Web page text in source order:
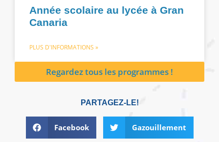
Année scolaire au lycée à Gran
Canaria
PLUS D'INFORMATIONS »
Regardez tous les programmes !
PARTAGEZ-LE!
Facebook Gazouillement